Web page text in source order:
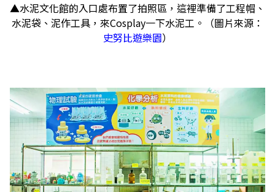
▲水泥文化館的入口處布置了拍照區，這裡準備了工程帽、
水泥袋、泥作工具，來Cosplay一下水泥工。（圖片來源：
史努比遊樂園）